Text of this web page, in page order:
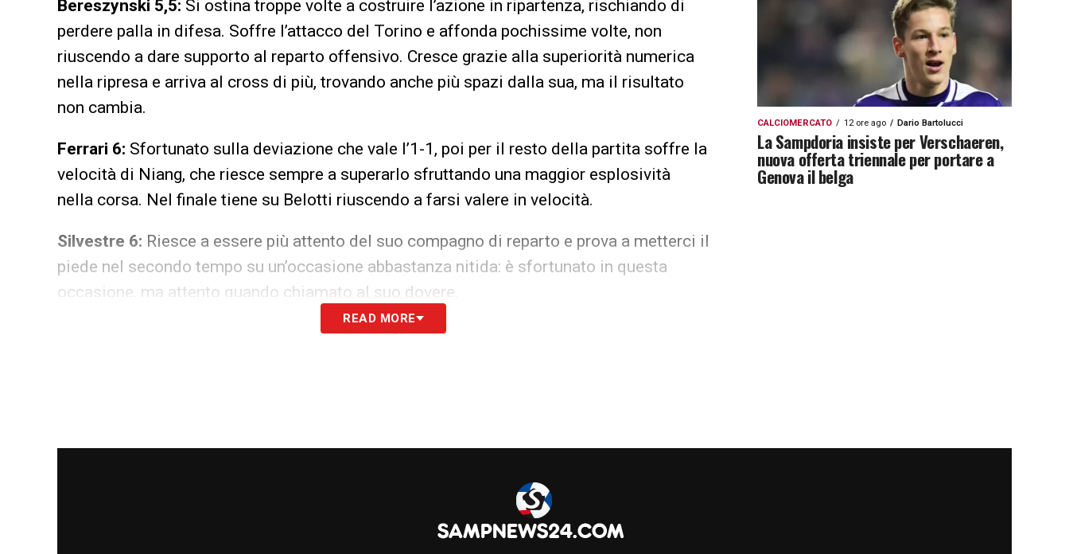
Bereszynski 5,5: Si ostina troppe volte a costruire l’azione in ripartenza, rischiando di
perdere palla in difesa. Soffre l’attacco del Torino e affonda pochissime volte, non
riuscendo a dare supporto al reparto offensivo. Cresce grazie alla superiorità numerica
nella ripresa e arriva al cross di più, trovando anche più spazi dalla sua, ma il risultato
non cambia.
Ferrari 6: Sfortunato sulla deviazione che vale l’1-1, poi per il resto della partita soffre la
velocità di Niang, che riesce sempre a superarlo sfruttando una maggior esplosività
nella corsa. Nel finale tiene su Belotti riuscendo a farsi valere in velocità.
Silvestre 6: Riesce a essere più attento del suo compagno di reparto e prova a metterci il
piede nel secondo tempo su un’occasione abbastanza nitida: è sfortunato in questa
occasione, ma attento quando chiamato al suo dovere.
Regge discretamente su Iago Falque, pur soffrendo in velocità. Fa
Torreira 6,5: Pennella un’ottima punizione che sblocca il risultato, poi fa schermo
motorino instancabile della mediana e non si fa mai sfuggire un pallone.
: Rischia troppo in difesa e non riesce mai a essere preciso in fase di
READ MORE
CALCIOMERCATO 12 ore ago Dario Bartolucci
La Sampdoria insiste per Verschaeren,
nuova offerta triennale per portare a
Genova il belga